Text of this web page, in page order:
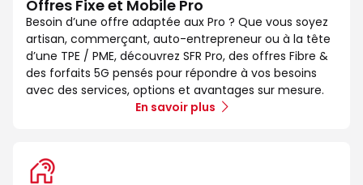
Offres Fixe et Mobile Pro
Besoin d’une offre adaptée aux Pro ? Que vous soyez
artisan, commerçant, auto-entrepreneur ou à la tête
d’une TPE / PME, découvrez SFR Pro, des offres Fibre &
des forfaits 5G pensés pour répondre à vos besoins
avec des services, options et avantages sur mesure.
En savoir plus